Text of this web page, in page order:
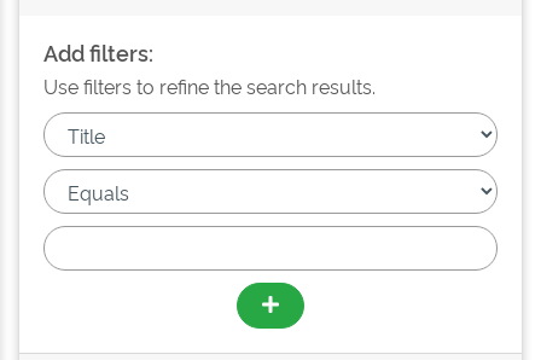
Add filters:
Use filters to refine the search results.